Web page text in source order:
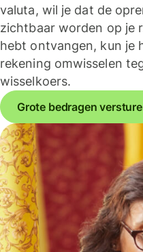
valuta, wil je dat de
zichtbaar worden op je
hebt ontvangen, kun je
rekening omwisselen
wisselkoers.
Grote bedragen